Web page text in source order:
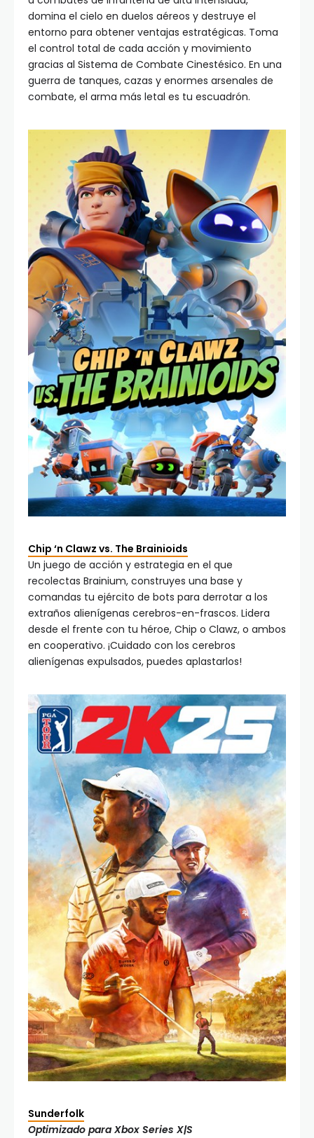
domina el cielo en duelos aéreos y destruye el
entorno para obtener ventajas estratégicas. Toma
el control total de cada acción y movimiento
gracias al Sistema de Combate Cinestésico. En una
guerra de tanques, cazas y enormes arsenales de
combate, el arma más letal es tu escuadrón.
Chip ‘n Clawz vs. The Brainioids
Un juego de acción y estrategia en el que
recolectas Brainium, construyes una base y
comandas tu ejército de bots para derrotar a los
extraños alienígenas cerebros-en-frascos. Lidera
desde el frente con tu héroe, Chip o Clawz, o ambos
en cooperativo. ¡Cuidado con los cerebros
alienígenas expulsados, puedes aplastarlos!
Sunderfolk
Optimizado para Xbox Series X|S